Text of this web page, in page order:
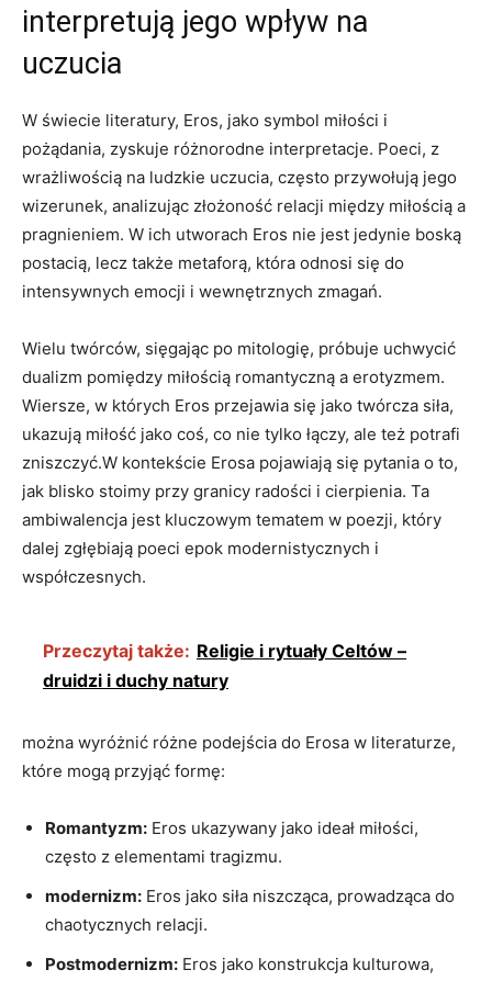
interpretują jego wpływ na
uczucia
W świecie literatury, Eros, jako symbol miłości i
pożądania, zyskuje różnorodne interpretacje. Poeci, z
wrażliwością na ludzkie uczucia, często przywołują jego
wizerunek, analizując złożoność relacji między miłością a
pragnieniem. W ich utworach Eros nie jest jedynie boską
postacią, lecz także metaforą, która odnosi się do
intensywnych emocji i wewnętrznych zmagań.
Wielu twórców, sięgając po mitologię, próbuje uchwycić
dualizm pomiędzy miłością romantyczną a erotyzmem.
Wiersze, w których Eros przejawia się jako twórcza siła,
ukazują miłość jako coś, co nie tylko łączy, ale też potrafi
zniszczyć.W kontekście Erosa pojawiają się pytania o to,
jak blisko stoimy przy granicy radości i cierpienia. Ta
ambiwalencja jest kluczowym tematem w poezji, który
dalej zgłębiają poeci epok modernistycznych i
współczesnych.
Przeczytaj także: Religie i rytuały Celtów –
druidzi i duchy natury
można wyróżnić różne podejścia do Erosa w literaturze,
które mogą przyjąć formę:
Romantyzm: Eros ukazywany jako ideał miłości,
często z elementami tragizmu.
modernizm: Eros jako siła niszcząca, prowadząca do
chaotycznych relacji.
Postmodernizm: Eros jako konstrukcja kulturowa,